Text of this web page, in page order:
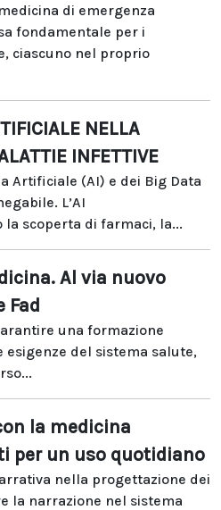
di emergenza
fondamentale per i
ciascuno nel proprio
NELLA
INFETTIVE
Artificiale (AI) e dei Big Data
L’AI
scoperta di farmaci, la...
Al via nuovo
Fad
una formazione
del sistema salute,
la medicina
per un uso quotidiano
nella progettazione dei
la narrazione nel sistema